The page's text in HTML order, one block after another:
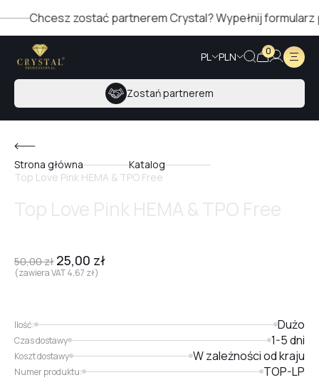
Chcesz zostać partnerem Crystal? Wypełnij formularz po
PL PLN 0
Zostań partnerem
Strona główna
Katalog
Top Love Pink HEMA & TPO Free
50,00zł 25,00 zł
(zawiera VAT4,67 zł)
Ilość: Dużo
Czas dostawy 1-5 dni
Koszt dostawy W zależności od kraju
Numer produktu: TOP-LP